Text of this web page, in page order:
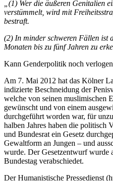
„(1) Wer die äußeren Genitalien
verstümmelt, wird mit
bestraft.
(2) In minder schweren Fällen ist
Monaten bis zu fünf Jahren zu
Kann Genderpolitik noch
Am 7. Mai 2012 hat das Kölner
indizierte Beschneidung der
welche von seinen muslimischen
gewünscht und von einem
durchgeführt worden war, für
halben Jahres haben die politisch
und Bundesrat ein Gesetz
Gewaltform an Jungen – und
wurde. Der Gesetzentwurf wurde
Bundestag verabschiedet.
Der Humanistische Pressedienst